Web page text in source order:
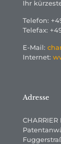
Ihr
Telefon:
Telefax:
E-Mail:
Internet:
Adresse
CHARRIER